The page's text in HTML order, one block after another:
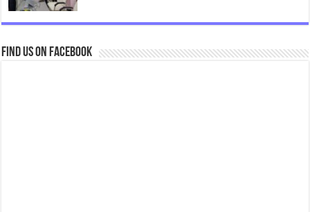
Find us on Facebook